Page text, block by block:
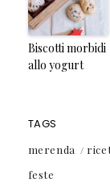
Biscotti morbidi
allo yogurt
TAGS
merenda
feste